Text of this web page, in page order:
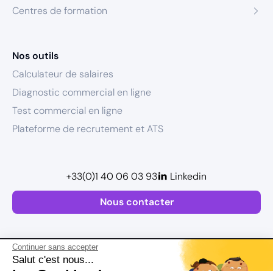
Continuer sans accepter
Salut c'est nous...
Centres de formation
Nos outils
Calculateur de salaires
Diagnostic commercial en ligne
Test commercial en ligne
Plateforme de recrutement et ATS
Nous contacter
+33(0)1 40 06 03 93 Linkedin